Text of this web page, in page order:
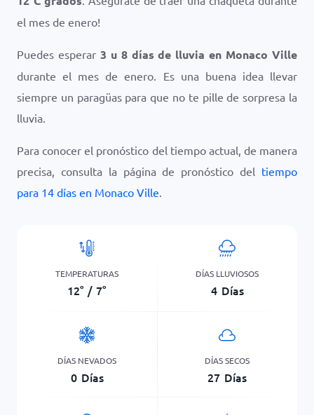
el mes de enero!
Puedes esperar 3 u 8 días de lluvia en Monaco Ville
durante el mes de enero. Es una buena idea llevar
siempre un paragüas para que no te pille de sorpresa la
lluvia.
Para conocer el pronóstico del tiempo actual, de manera
precisa, consulta la página de pronóstico del tiempo
para 14 días en Monaco Ville.
TEMPERATURAS
12° / 7°
DÍAS LLUVIOSOS
4 Días
DÍAS NEVADOS
0 Días
DÍAS SECOS
27 Días